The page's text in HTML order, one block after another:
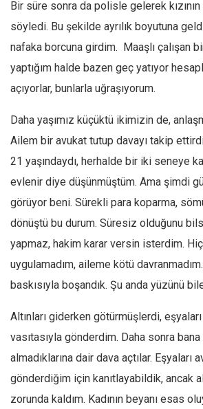
Bir süre sonra da polisle gelerek
söyledi. Bu şekilde ayrılık boyutuna
nafaka borcuna girdim. Maaşlı çalışan
yaptığım halde bazen geç yatıyor
açıyorlar, bunlarla uğraşıyorum.
Daha yaşımız küçüktü ikimizin de,
Ailem bir avukat tutup davayı takip
21 yaşındaydı, herhalde bir iki seneye
evlenir diye düşünmüştüm. Ama şimdi
görüyor beni. Sürekli para koparma,
dönüştü bu durum. Süresiz olduğunu
yapmaz, hakim karar versin isterdim.
uygulamadım, aileme kötü
baskısıyla boşandık. Şu anda yüzünü
Altınları giderken götürmüşlerdi,
vasıtasıyla gönderdim. Daha sonra bana
almadıklarına dair dava açtılar. Eşyaları
gönderdiğim için kanıtlayabildik, ancak
zorunda kaldım. Kadının beyanı esas